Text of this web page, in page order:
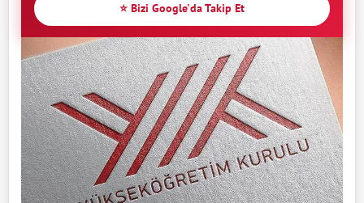
⭐ Bizi Google'da Takip Et